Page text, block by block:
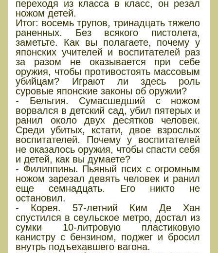
переходя из класса в класс, он резал
ножом детей.
Итог: восемь трупов, тринадцать тяжело
раненных. Без всякого пистолета,
заметьте. Как вы полагаете, почему у
японских учителей и воспитателей раз
за разом не оказывается при себе
оружия, чтобы противостоять массовым
убийцам? Играют ли здесь роль
суровые японские законы об оружии?
- Бельгия. Сумасшедший с ножом
ворвался в детский сад, убил пятерых и
ранил около двух десятков человек.
Среди убитых, кстати, двое взрослых
воспитателей. Почему у воспитателей
не оказалось оружия, чтобы спасти себя
и детей, как вы думаете?
- Филиппины. Пьяный псих с огромным
ножом зарезал девять человек и ранил
еще семнадцать. Его никто не
остановил.
- Корея. 57-летний Ким Де Хан
спустился в сеульское метро, достал из
сумки 10-литровую пластиковую
канистру с бензином, поджег и бросил
внутрь подъехавшего вагона.